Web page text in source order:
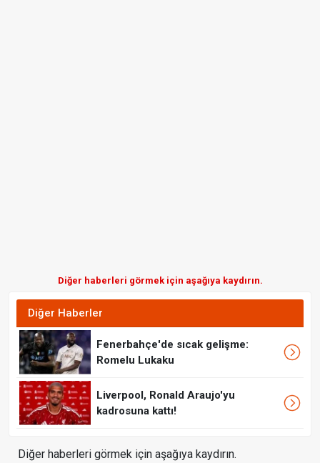
Diğer haberleri görmek için aşağıya kaydırın.
Diğer Haberler
Fenerbahçe'de sıcak gelişme:
Romelu Lukaku
Liverpool, Ronald Araujo'yu
kadrosuna kattı!
Diğer haberleri görmek için aşağıya kaydırın.